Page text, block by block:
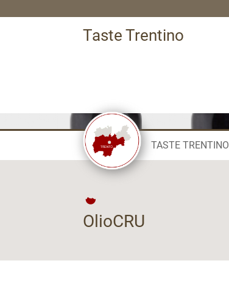
Taste Trentino
TASTE TRENTINO
OlioCRU